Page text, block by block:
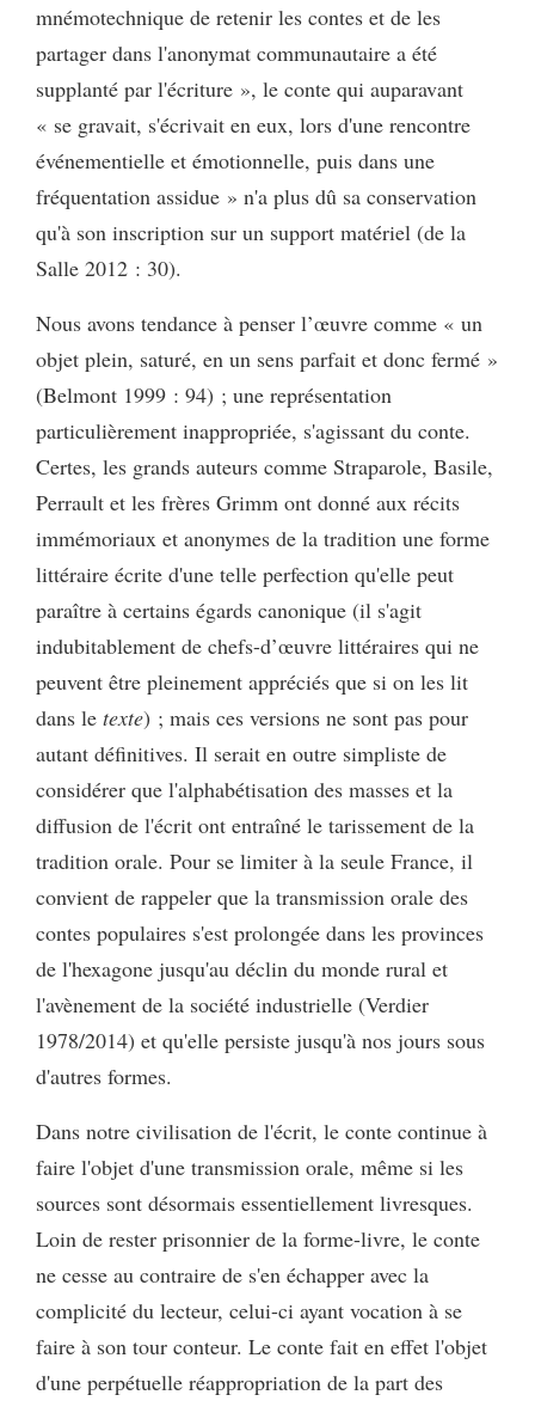
mnémotechnique de retenir les contes et de les
partager dans l'anonymat communautaire a été
supplanté par l'écriture », le conte qui auparavant
« se gravait, s'écrivait en eux, lors d'une rencontre
événementielle et émotionnelle, puis dans une
fréquentation assidue » n'a plus dû sa conservation
qu'à son inscription sur un support matériel (de la
Salle 2012 : 30).
Nous avons tendance à penser l’œuvre comme « un
objet plein, saturé, en un sens parfait et donc fermé »
(Belmont 1999 : 94) ; une représentation
particulièrement inappropriée, s'agissant du conte.
Certes, les grands auteurs comme Straparole, Basile,
Perrault et les frères Grimm ont donné aux récits
immémoriaux et anonymes de la tradition une forme
littéraire écrite d'une telle perfection qu'elle peut
paraître à certains égards canonique (il s'agit
indubitablement de chefs-d’œuvre littéraires qui ne
peuvent être pleinement appréciés que si on les lit
dans le texte) ; mais ces versions ne sont pas pour
autant définitives. Il serait en outre simpliste de
considérer que l'alphabétisation des masses et la
diffusion de l'écrit ont entraîné le tarissement de la
tradition orale. Pour se limiter à la seule France, il
convient de rappeler que la transmission orale des
contes populaires s'est prolongée dans les provinces
de l'hexagone jusqu'au déclin du monde rural et
l'avènement de la société industrielle (Verdier
1978/2014) et qu'elle persiste jusqu'à nos jours sous
d'autres formes.
Dans notre civilisation de l'écrit, le conte continue à
faire l'objet d'une transmission orale, même si les
sources sont désormais essentiellement livresques.
Loin de rester prisonnier de la forme-livre, le conte
ne cesse au contraire de s'en échapper avec la
complicité du lecteur, celui-ci ayant vocation à se
faire à son tour conteur. Le conte fait en effet l'objet
d'une perpétuelle réappropriation de la part des